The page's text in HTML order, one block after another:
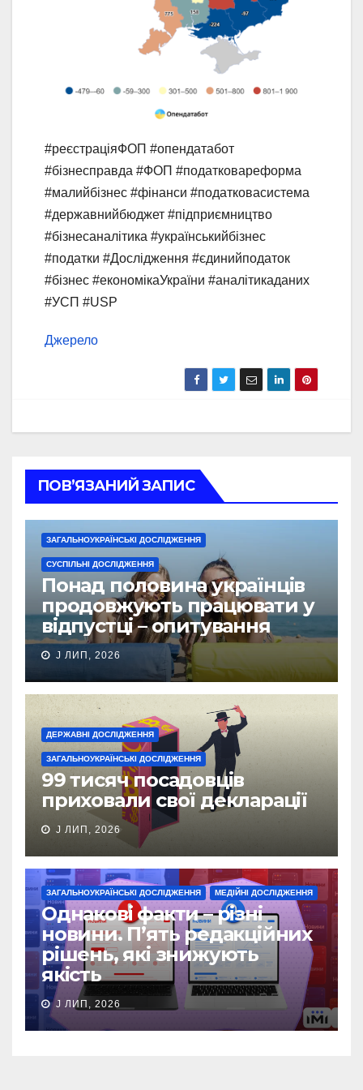
#реєстраціяФОП #опендатабот
#бізнесправда #ФОП #податковареформа
#малийбізнес #фінанси #податковасистема
#державнийбюджет #підприємництво
#бізнесаналітика #українськийбізнес
#податки #Дослідження #єдинийподаток
#бізнес #економікаУкраїни #аналітикаданих
#УСП #USP
Джерело
ПОВ’ЯЗАНИЙ ЗАПИС
ЗАГАЛЬНОУКРАЇНСЬКІ ДОСЛІДЖЕННЯ
СУСПІЛЬНІ ДОСЛІДЖЕННЯ
Понад половина українців
продовжують працювати у
відпустці – опитування
J ЛИП, 2026
ДЕРЖАВНІ ДОСЛІДЖЕННЯ
ЗАГАЛЬНОУКРАЇНСЬКІ ДОСЛІДЖЕННЯ
99 тисяч посадовців
приховали свої декларації
J ЛИП, 2026
ЗАГАЛЬНОУКРАЇНСЬКІ ДОСЛІДЖЕННЯ МЕДІЙНІ ДОСЛІДЖЕННЯ
Однакові факти – різні
новини. П’ять редакційних
рішень, які знижують
якість
J ЛИП, 2026